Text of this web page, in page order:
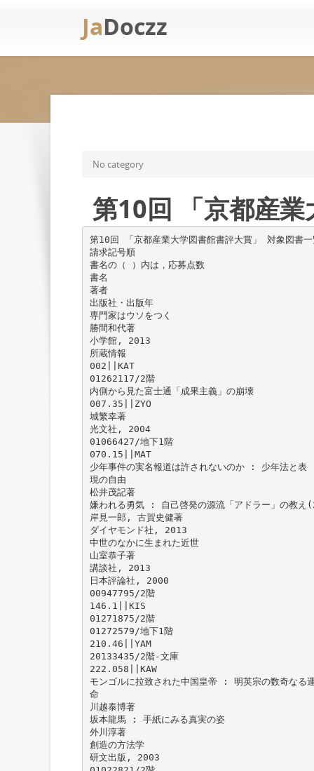
JaDoczz
No category
第10回 「京都産
第10回 「京都産業大学図書館書評大賞」 対象図書一
請求記号順
書名の（ ）内は，応募点数
書名
著者
出版社・出版年
専門家はウソをつく
勝間和代著
小学館, 2013
所蔵情報
002||KAT
01262117/2階
内側から見た富士通「成果主義」の崩壊
007.35||ZYO
城繁幸著
光文社, 2004
01066427/地下1階
070.15||MAT
少年事件の実名報道は許されないのか : 少年法と表
現の自由
松井茂記著
嫌われる勇気 : 自己啓発の源流「アドラー」の教え
岸見一郎, 古賀史健著
ダイヤモンド社, 2013
中世のなかに生まれた近世
山室恭子著
講談社, 2013
日本評論社, 2000
00947795/2階
146.1||KIS
01271875/2階
01272579/地下1階
210.46||YAM
20133435/2階-文庫
222.058||KAW
モンゴルに拉致された中国皇帝 : 明英宗の数奇なる
命
川越泰博著
坂本龍馬 : 手紙にみる真実の姿
外川淳著
創造の方法学
研文出版, 2003